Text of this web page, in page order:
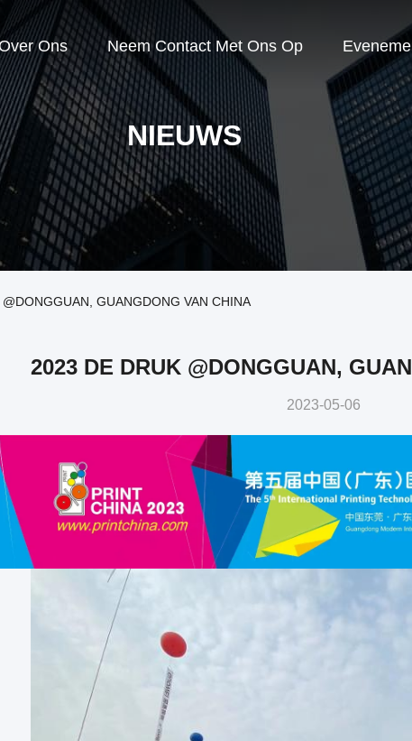
Ons Neem Contact Met Ons Op
NIEUWS
GUANGDONG VAN CHINA
2023 DE DRUK @DONGGUAN,
2023-05-06